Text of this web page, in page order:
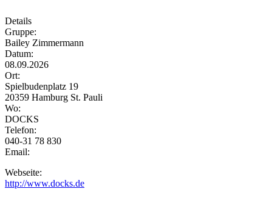
Details
Gruppe:
Bailey Zimmermann
Datum:
08.09.2026
Ort:
Spielbudenplatz 19
20359 Hamburg St. Pauli
Wo:
DOCKS
Telefon:
040-31 78 830
Email:
Webseite:
http://www.docks.de